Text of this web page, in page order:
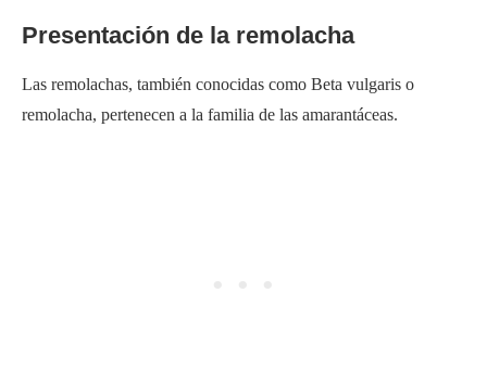
Presentación de la remolacha
Las remolachas, también conocidas como Beta vulgaris o
remolacha, pertenecen a la familia de las amarantáceas.